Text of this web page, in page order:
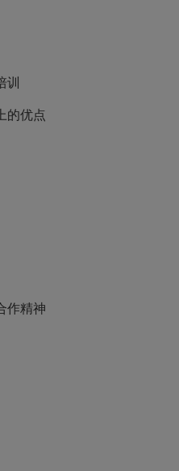
训
的优点
作精神